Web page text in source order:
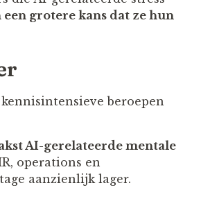
grotere kans dat ze hun
beroepen
AI-gerelateerde mentale
operations en
aanzienlijk lager.